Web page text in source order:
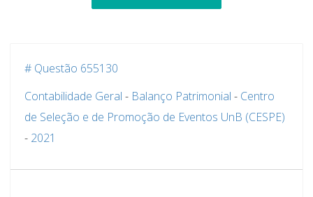
# Questão 655130
Contabilidade Geral - Balanço Patrimonial - Centro
de Seleção e de Promoção de Eventos UnB (CESPE)
- 2021